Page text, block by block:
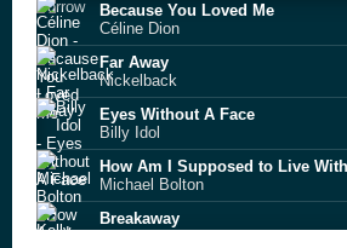
Because You Loved Me
Céline Dion
Far Away
Nickelback
Eyes Without A Face
Billy Idol
Michael Bolton
Breakaway